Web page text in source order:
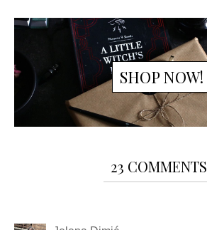
SHOP NOW!
23 COMMENTS